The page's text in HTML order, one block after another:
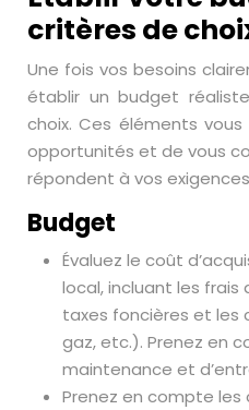
critères de
Une fois vos besoins
établir un budget
choix. Ces éléments
opportunités et de vous
répondent à vos
Budget
Évaluez le coût
local, incluant les frais
taxes foncières et les
gaz, etc.). Prenez en
maintenance et
Prenez en compte